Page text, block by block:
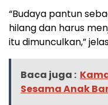
“Budaya pantun
hilang dan harus
itu dimunculkan,”
Baca juga :
Sesama Anak